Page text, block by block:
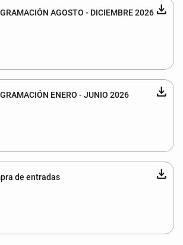
AGOSTO - DICIEMBRE 2026 download
ENERO - JUNIO 2026 download
de entradas download